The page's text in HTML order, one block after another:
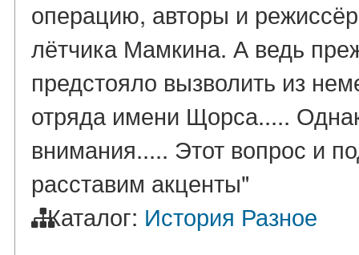
операцию, авторы и
лётчика Мамкина. А ведь
предстояло вызволить из
отряда имени Щорса.....
внимания..... Этот вопрос и
расставим акценты"
Каталог: История Разное